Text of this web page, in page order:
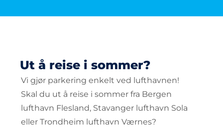
Ut å reise i sommer?
Vi gjør parkering enkelt ved lufthavnen!
Skal du ut å reise i sommer fra Bergen
lufthavn Flesland, Stavanger lufthavn Sola
eller Trondheim lufthavn Værnes?